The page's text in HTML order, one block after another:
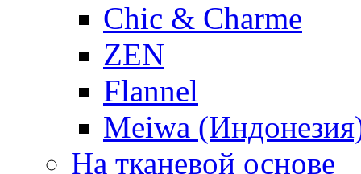
Chic & Charme
ZEN
Flannel
Meiwa
На тканевой основе